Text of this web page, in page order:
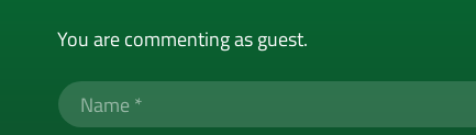
You are commenting as guest.